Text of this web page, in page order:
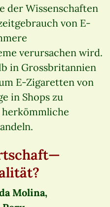
der Wissenschaften
von E-
verursachen wird.
in Grossbritannien
E-Zigaretten von
in Shops zu
herkömmliche
Molina,